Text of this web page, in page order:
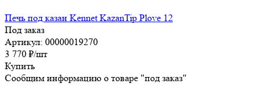
Печь под казан Kennet KazanTip Plove 12
Под заказ
Артикул: 00000019270
3 770 ₽/шт
Купить
Сообщим информацию о товаре "под заказ"